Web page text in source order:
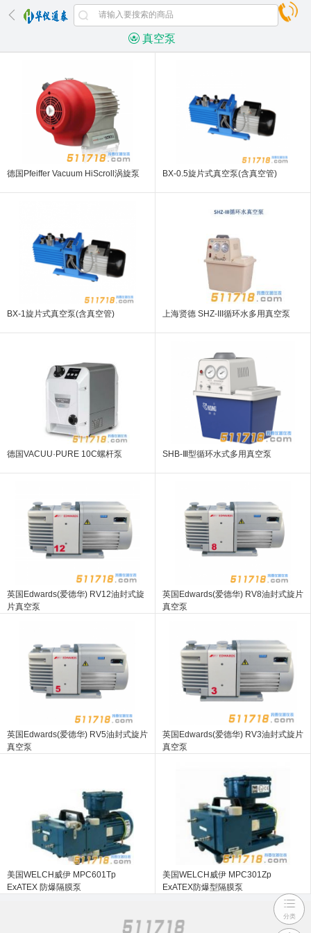
真空泵
德国Pfeiffer Vacuum HiScroll涡旋泵 BX-0.5旋片式真空泵(含真空管)
BX-1旋片式真空泵(含真空管) 上海贤德 SHZ-III循环水多用真空泵
德国VACUU·PURE 10C螺杆泵 SHB-Ⅲ型循环水式多用真空泵
英国Edwards(爱德华) RV12油封式旋
片真空泵
英国Edwards(爱德华) RV8油封式旋片
真空泵
英国Edwards(爱德华) RV5油封式旋片
真空泵
英国Edwards(爱德华) RV3油封式旋片
真空泵
美国WELCH威伊 MPC601Tp
ExATEX 防爆隔膜泵
美国WELCH威伊 MPC301Zp
ExATEX防爆型隔膜泵
分类